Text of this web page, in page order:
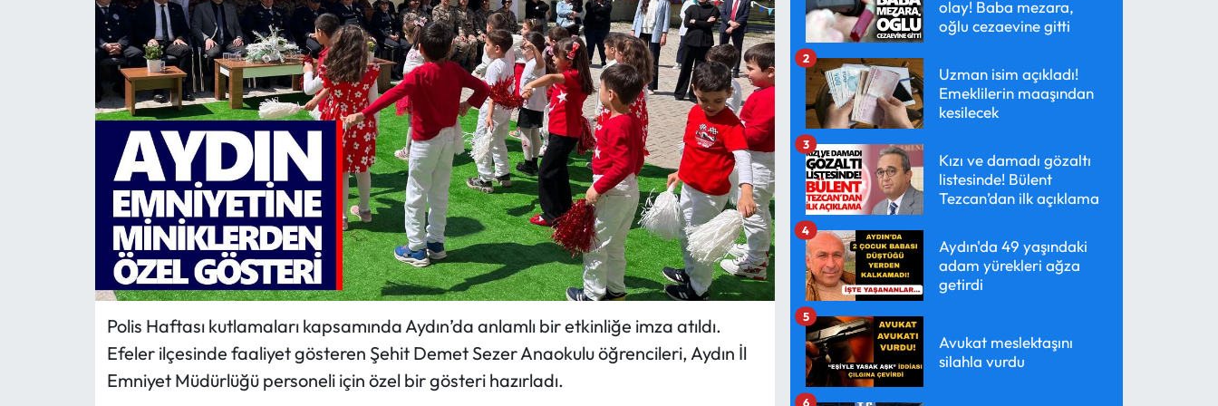
Polis Haftası kutlamaları kapsamında Aydın’da anlamlı bir etkinliğe imza atıldı.
Efeler ilçesinde faaliyet gösteren Şehit Demet Sezer Anaokulu öğrencileri, Aydın İl
Emniyet Müdürlüğü personeli için özel bir gösteri hazırladı.
olay! Baba mezara,
oğlu cezaevine gitti
Uzman isim açıkladı!
Emeklilerin maaşından
kesilecek
2
Kızı ve damadı gözaltı
listesinde! Bülent
Tezcan’dan ilk açıklama
3
Aydın'da 49 yaşındaki
adam yürekleri ağza
getirdi
4
Avukat meslektaşını
silahla vurdu
5
6
MAGAZİN
SİYASET
RESMİ İLANLAR